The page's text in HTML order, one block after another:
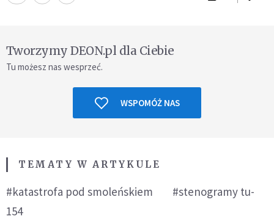
Tworzymy DEON.pl dla Ciebie
Tu możesz nas wesprzeć.
WSPOMÓŻ NAS
TEMATY W ARTYKULE
#katastrofa pod smoleńskiem
#stenogramy tu-
154